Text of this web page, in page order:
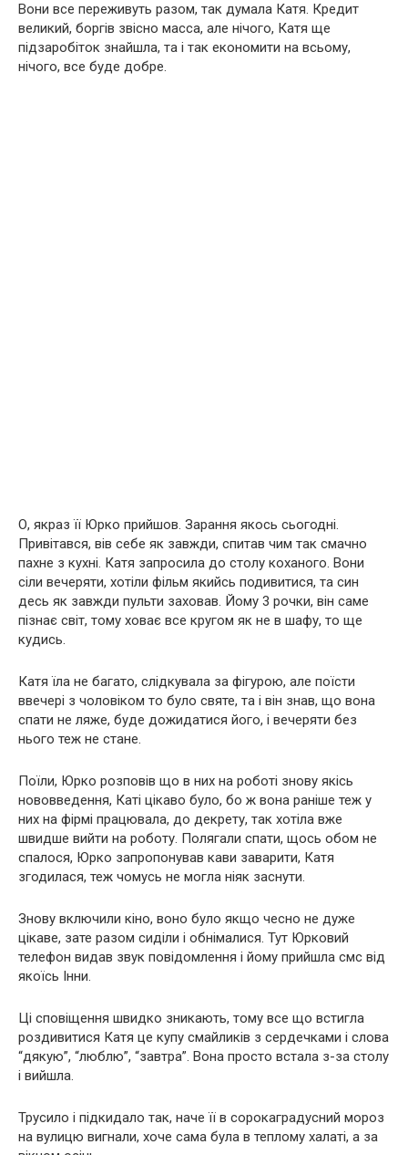
Вони все переживуть разом, так думала Катя. Кредит
великий, боргів звісно масса, але нічого, Катя ще
підзаробіток знайшла, та і так економити на всьому,
нічого, все буде добре.
О, якраз її Юрко прийшов. Зарання якось сьогодні.
Привітався, вів себе як завжди, спитав чим так смачно
пахне з кухні. Катя запросила до столу коханого. Вони
сіли вечеряти, хотіли фільм якийсь подивитися, та син
десь як завжди пульти заховав. Йому 3 рочки, він саме
пізнає світ, тому ховає все кругом як не в шафу, то ще
кудись.
Катя їла не багато, слідкувала за фігурою, але поїсти
ввечері з чоловіком то було святе, та і він знав, що вона
спати не ляже, буде дожидатися його, і вечеряти без
нього теж не стане.
Поїли, Юрко розповів що в них на роботі знову якісь
нововведення, Каті цікаво було, бо ж вона раніше теж у
них на фірмі працювала, до декрету, так хотіла вже
швидше вийти на роботу. Полягали спати, щось обом не
спалося, Юрко запропонував кави заварити, Катя
згодилася, теж чомусь не могла ніяк заснути.
Знову включили кіно, воно було якщо чесно не дуже
цікаве, зате разом сиділи і обнімалися. Тут Юрковий
телефон видав звук повідомлення і йому прийшла смс від
якоїсь Інни.
Ці сповіщення швидко зникають, тому все що встигла
роздивитися Катя це купу смайликів з сердечками і слова
“дякую”, “люблю”, “завтра”. Вона просто встала з-за столу
і вийшла.
Трусило і підкидало так, наче її в сорокаградусний мороз
на вулицю вигнали, хоче сама була в теплому халаті, а за